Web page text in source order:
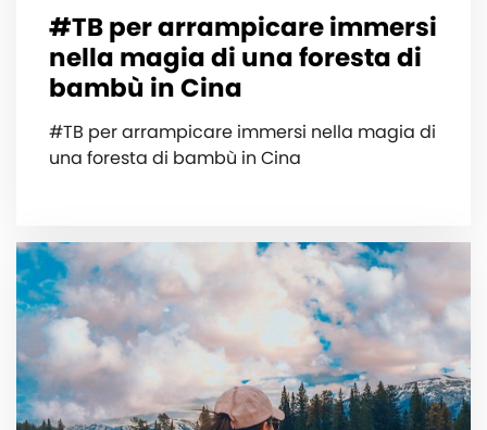
#TB per arrampicare immersi
nella magia di una foresta di
bambù in Cina
#TB per arrampicare immersi nella magia di
una foresta di bambù in Cina